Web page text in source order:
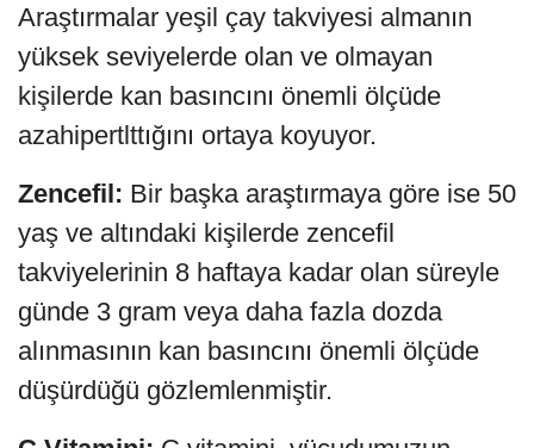
Araştırmalar yeşil çay takviyesi almanın
yüksek seviyelerde olan ve olmayan
kişilerde kan basıncını önemli ölçüde
azahipertlttığını ortaya koyuyor.
Zencefil: Bir başka araştırmaya göre ise 50
yaş ve altındaki kişilerde zencefil
takviyelerinin 8 haftaya kadar olan süreyle
günde 3 gram veya daha fazla dozda
alınmasının kan basıncını önemli ölçüde
düşürdüğü gözlemlenmiştir.